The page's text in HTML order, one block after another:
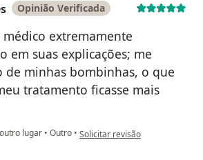
Opinião Verificada
médico extremamente
em suas explicações; me
de minhas bombinhas, o que
tratamento ficasse mais
outro lugar • Outro • na opinião do utilizador
Solicitar revisão